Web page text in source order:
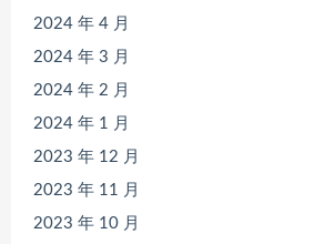
2024 年 4 月
2024 年 3 月
2024 年 2 月
2024 年 1 月
2023 年 12 月
2023 年 11 月
2023 年 10 月